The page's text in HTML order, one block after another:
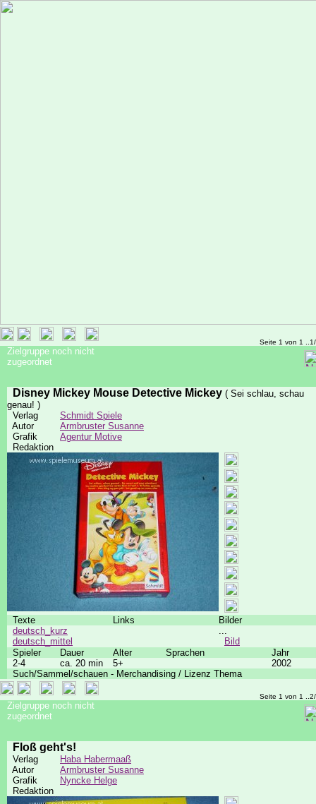
Seite 1 von 1
Zielgruppe noch nicht
zugeordnet
Disney Mickey Mouse Detective Mickey ( Sei schlau, schau
genau! )
Verlag
Schmidt Spiele
Autor
Armbruster Susanne
Grafik
Agentur Motive
Redaktion
Texte Links
Bilder
deutsch_kurz
deutsch_mittel
...
Bild
Spieler
Dauer Alter Sprachen
Jahr
2-4
ca. 20 min 5+
2002
Such/Sammel/schauen - Merchandising / Lizenz Thema
Seite 1 von 1
Zielgruppe noch nicht
zugeordnet
Floß geht's!
Verlag
Haba Habermaaß
Autor
Armbruster Susanne
Grafik
Nyncke Helge
Redaktion